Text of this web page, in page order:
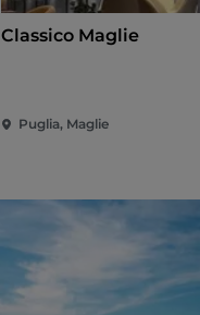
Classico Maglie
Puglia, Maglie